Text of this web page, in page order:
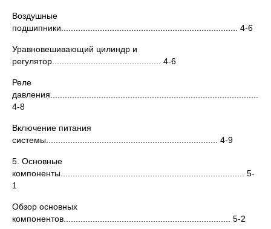
Воздушные
подшипники......................................................................... 4-6
Уравновешивающий цилиндр и
регулятор............................................. 4-6
Реле
давления.......................................................................................
4-8
Включение питания
системы....................................................................... 4-9
5. Основные
компоненты............................................................................ 5-
1
Обзор основных
компонентов..................................................................... 5-2